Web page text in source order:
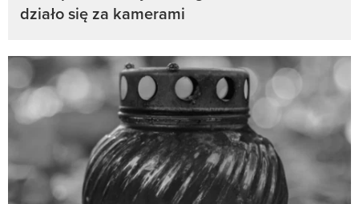
działo się za kamerami